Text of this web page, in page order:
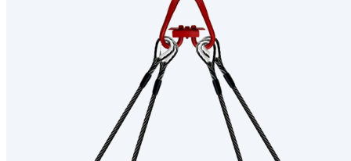
Компрессоры
Климатическое